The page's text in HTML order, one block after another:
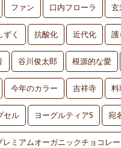
ファン 口内フローラ 玄
ずく 抗酸化 近代化 護
谷川俊太郎 根源的な愛
今年のカラー 吉祥寺 料
セル ヨーグルティアS 宛
レミアムオーガニックチョコレー